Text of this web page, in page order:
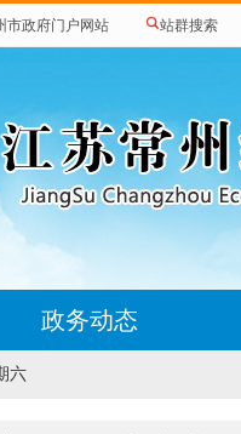
市政府门户网站 站群搜索
政务动态
六